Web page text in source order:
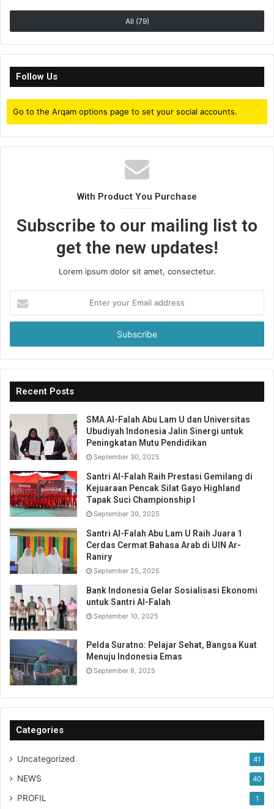
All (79)
Follow Us
Go to the Arqam options page to set your social accounts.
With Product You Purchase
Subscribe to our mailing list to
get the new updates!
Lorem ipsum dolor sit amet, consectetur.
your
Email
Recent Posts
SMA Al-Falah Abu Lam U dan Universitas
Ubudiyah Indonesia Jalin Sinergi untuk
Peningkatan Mutu Pendidikan
September 30, 2025
Santri Al-Falah Raih Prestasi Gemilang di
Kejuaraan Pencak Silat Gayo Highland
Tapak Suci Championship I
September 30, 2025
Santri Al-Falah Abu Lam U Raih Juara 1
Cerdas Cermat Bahasa Arab di UIN Ar-
Raniry
September 25, 2025
Bank Indonesia Gelar Sosialisasi Ekonomi
untuk Santri Al-Falah
September 10, 2025
Pelda Suratno: Pelajar Sehat, Bangsa Kuat
Menuju Indonesia Emas
September 8, 2025
Categories
Uncategorized 41
NEWS 40
PROFIL 1